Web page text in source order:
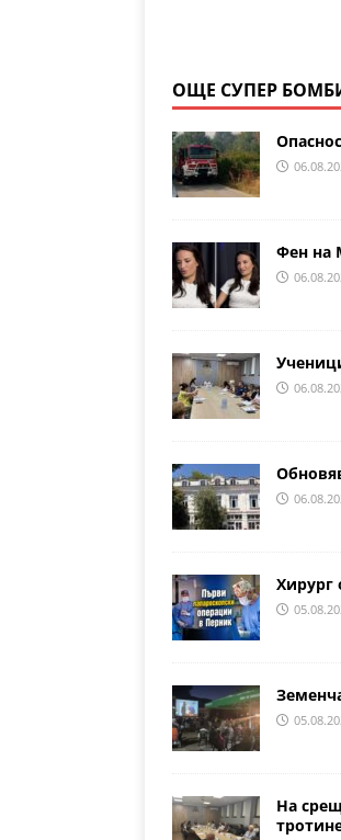
ОЩЕ СУПЕР
Фен на
Хирург
На